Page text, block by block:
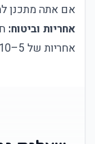
אם אתה מתכנן
אחריות וביטוח:
אחריות של 5–10 שנים. זה כולל כיסוי לבעיות בעתיד.